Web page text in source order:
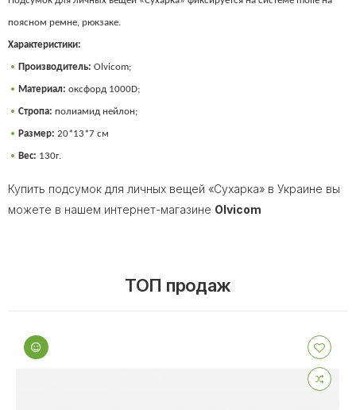
поясном ремне, рюкзаке.
Характеристики:
Производитель: Olvicom;
Материал: оксфорд 1000D;
Стропа: полиамид нейлон;
Размер: 20*13*7 см
Вес: 130г.
Купить подсумок для личных вещей «Сухарка» в Украине вы
можете в нашем интернет-магазине Olvicom
ТОП продаж